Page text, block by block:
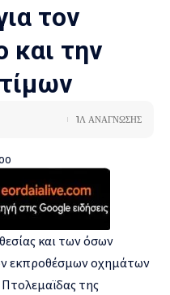
τον
και την
1Λ ΑΝΑΓΝΩΣΗΣ
και των όσων
εκπροθέσμων οχημάτων
της